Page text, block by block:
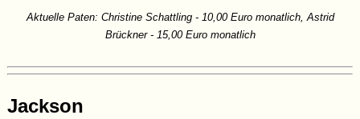
Aktuelle Paten: Christine Schattling - 10,00 Euro monatlich, Astrid
Brückner - 15,00 Euro monatlich
Jackson